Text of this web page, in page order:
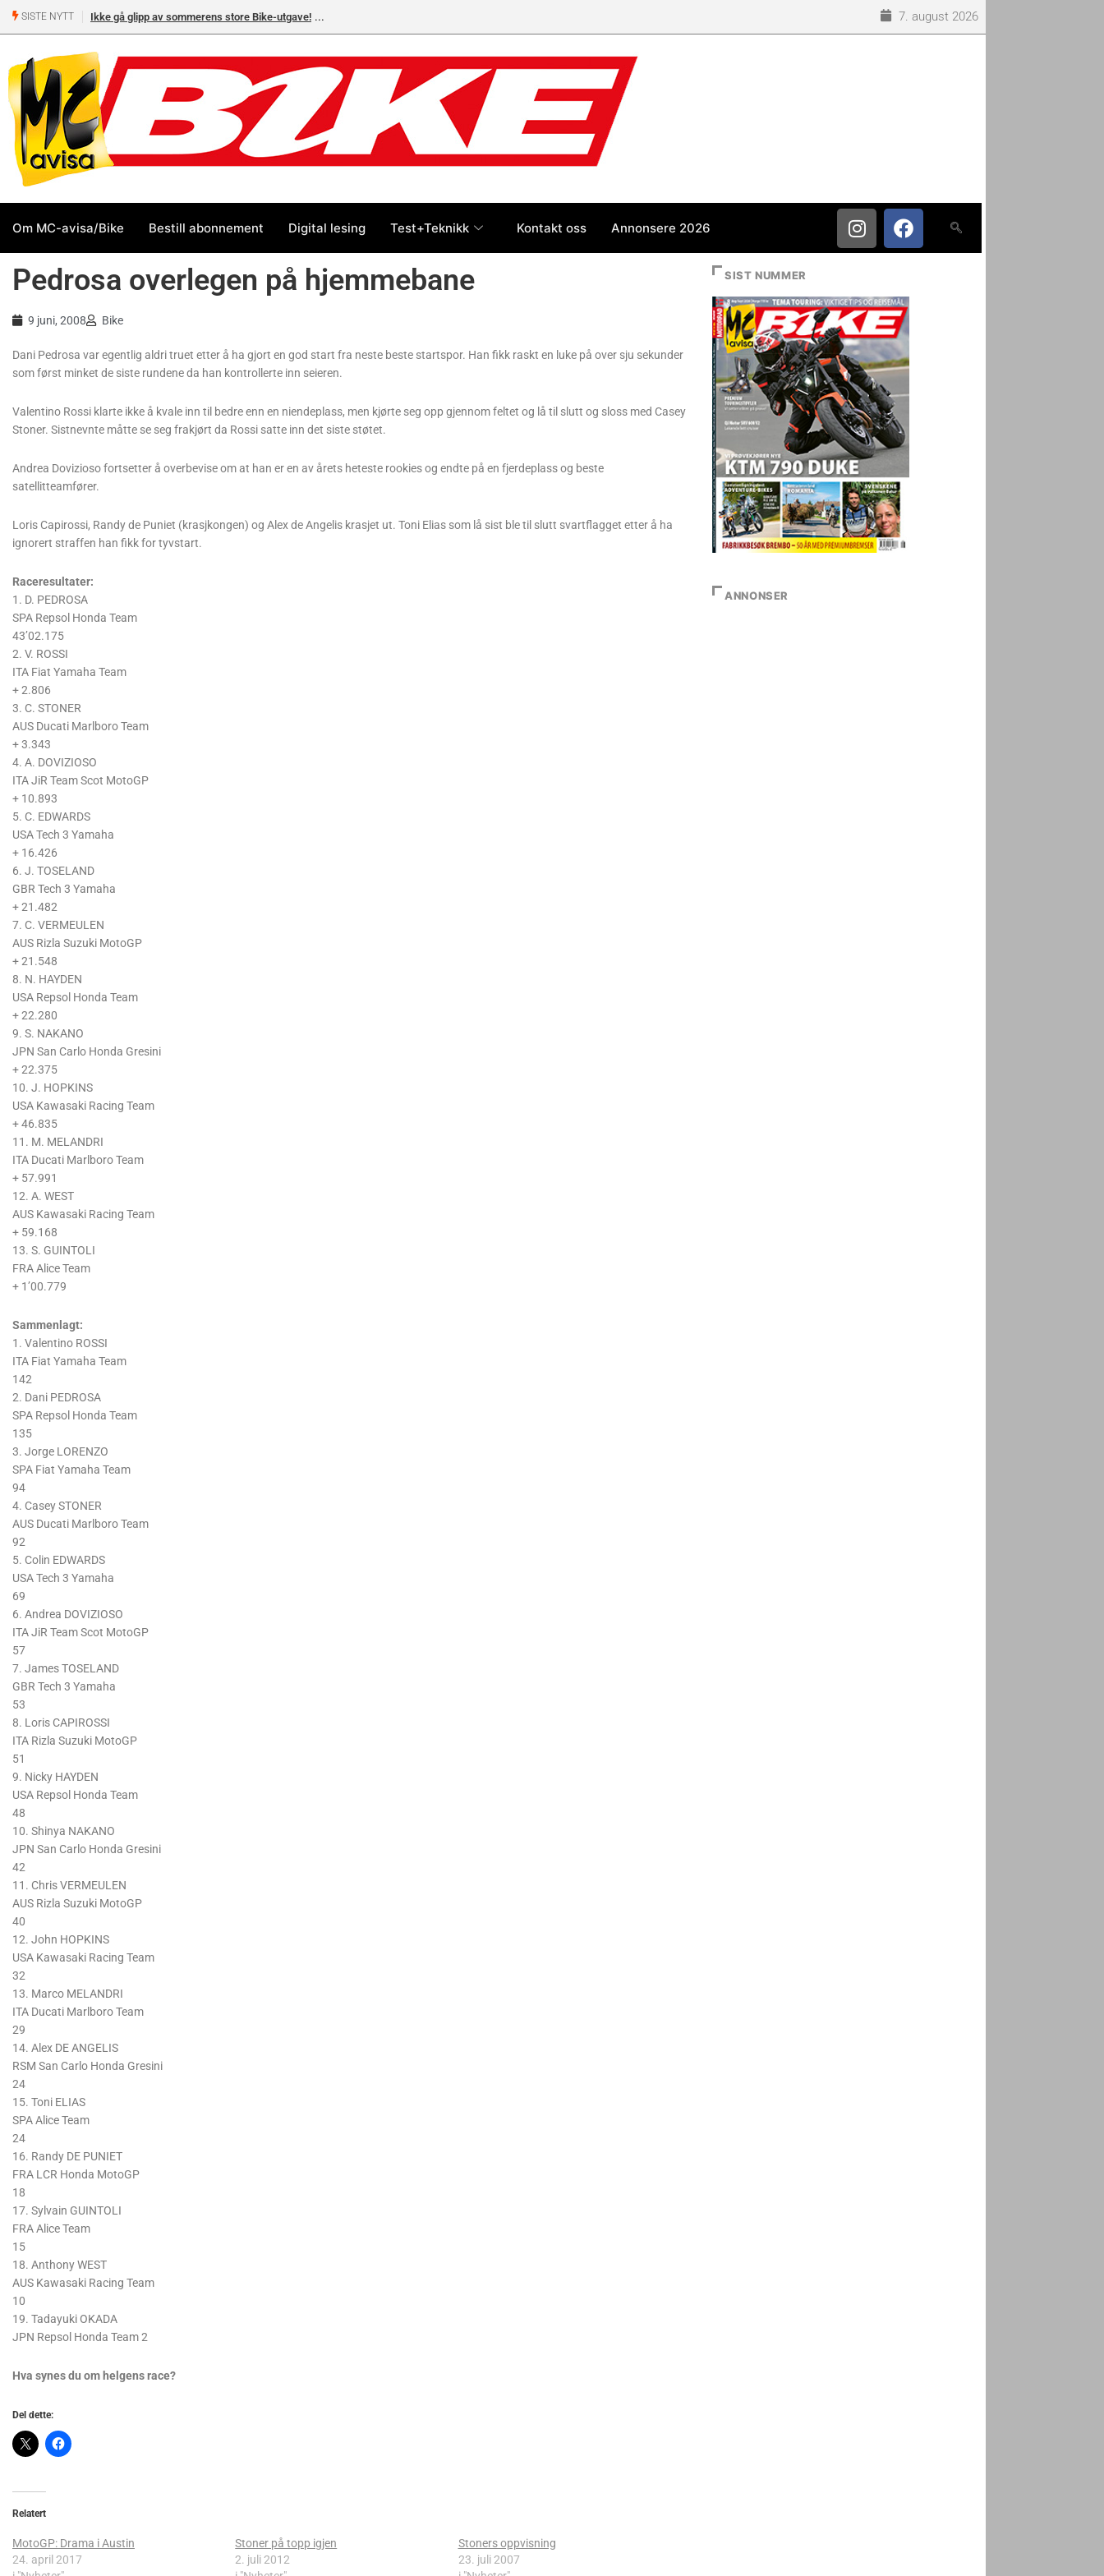
SISTE NYTT Ikke gå glipp av sommerens store Bike-utgave!
Yamaha og BMW
7. august 2026
Om MC-avisa/Bike Bestill abonnement Digital lesing Test+Teknikk Kontakt oss Annonsere 2026
Pedrosa overlegen på hjemmebane
9 juni, 2008 Bike
Dani Pedrosa var egentlig aldri truet etter å ha gjort en god start fra neste beste startspor. Han fikk raskt en luke på over sju sekunder
som først minket de siste rundene da han kontrollerte inn seieren.
Valentino Rossi klarte ikke å kvale inn til bedre enn en niendeplass, men kjørte seg opp gjennom feltet og lå til slutt og sloss med Casey
Stoner. Sistnevnte måtte se seg frakjørt da Rossi satte inn det siste støtet.
Andrea Dovizioso fortsetter å overbevise om at han er en av årets heteste rookies og endte på en fjerdeplass og beste
satellitteamfører.
Loris Capirossi, Randy de Puniet (krasjkongen) og Alex de Angelis krasjet ut. Toni Elias som lå sist ble til slutt svartflagget etter å ha
ignorert straffen han fikk for tyvstart.
Raceresultater:
1. D. PEDROSA
SPA Repsol Honda Team
43’02.175
2. V. ROSSI
ITA Fiat Yamaha Team
+ 2.806
3. C. STONER
AUS Ducati Marlboro Team
+ 3.343
4. A. DOVIZIOSO
ITA JiR Team Scot MotoGP
+ 10.893
5. C. EDWARDS
USA Tech 3 Yamaha
+ 16.426
6. J. TOSELAND
GBR Tech 3 Yamaha
+ 21.482
7. C. VERMEULEN
AUS Rizla Suzuki MotoGP
+ 21.548
8. N. HAYDEN
USA Repsol Honda Team
+ 22.280
9. S. NAKANO
JPN San Carlo Honda Gresini
+ 22.375
10. J. HOPKINS
USA Kawasaki Racing Team
+ 46.835
11. M. MELANDRI
ITA Ducati Marlboro Team
+ 57.991
12. A. WEST
AUS Kawasaki Racing Team
+ 59.168
13. S. GUINTOLI
FRA Alice Team
+ 1’00.779
Sammenlagt:
1. Valentino ROSSI
ITA Fiat Yamaha Team
142
2. Dani PEDROSA
SPA Repsol Honda Team
135
3. Jorge LORENZO
SPA Fiat Yamaha Team
94
4. Casey STONER
AUS Ducati Marlboro Team
92
5. Colin EDWARDS
USA Tech 3 Yamaha
69
6. Andrea DOVIZIOSO
ITA JiR Team Scot MotoGP
57
7. James TOSELAND
GBR Tech 3 Yamaha
53
8. Loris CAPIROSSI
ITA Rizla Suzuki MotoGP
51
9. Nicky HAYDEN
USA Repsol Honda Team
48
10. Shinya NAKANO
JPN San Carlo Honda Gresini
42
11. Chris VERMEULEN
AUS Rizla Suzuki MotoGP
40
12. John HOPKINS
USA Kawasaki Racing Team
32
13. Marco MELANDRI
ITA Ducati Marlboro Team
29
14. Alex DE ANGELIS
RSM San Carlo Honda Gresini
24
15. Toni ELIAS
SPA Alice Team
24
16. Randy DE PUNIET
FRA LCR Honda MotoGP
18
17. Sylvain GUINTOLI
FRA Alice Team
15
18. Anthony WEST
AUS Kawasaki Racing Team
10
19. Tadayuki OKADA
JPN Repsol Honda Team 2
Hva synes du om helgens race?
Del dette:
Relatert
MotoGP: Drama i Austin
24. april 2017
Stoner på topp igjen
2. juli 2012
Stoners oppvisning
23. juli 2007
SIST NUMMER
ANNONSER